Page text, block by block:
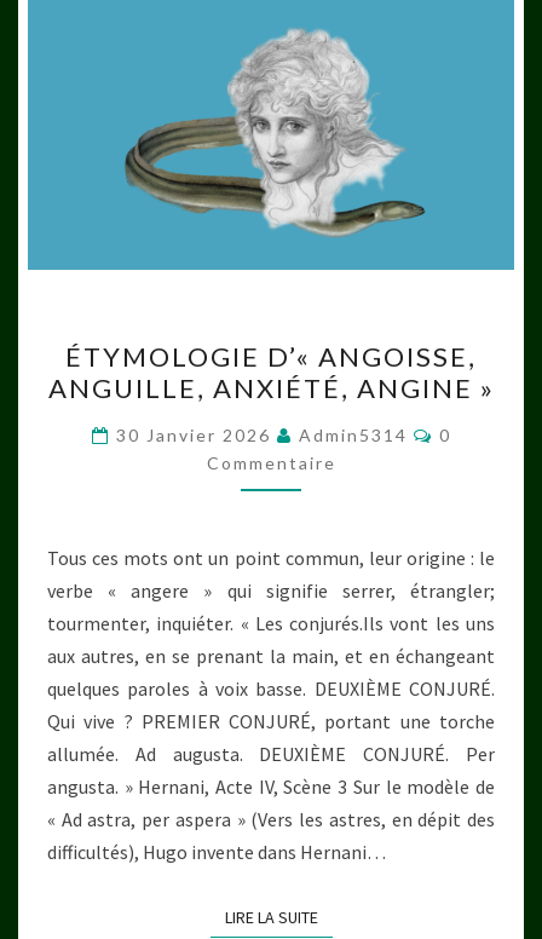
D’« ANGOISSE,
ANGUILLE,
ANXIÉTÉ,
ANGINE »
ÉTYMOLOGIE D’« ANGOISSE,
ANGUILLE, ANXIÉTÉ, ANGINE »
30 Janvier 2026 Admin5314
0
Commentaire
Tous ces mots ont un point commun, leur origine : le
verbe « angere » qui signifie serrer, étrangler;
tourmenter, inquiéter. « Les conjurés.Ils vont les uns
aux autres, en se prenant la main, et en échangeant
quelques paroles à voix basse. DEUXIÈME CONJURÉ.
Qui vive ? PREMIER CONJURÉ, portant une torche
allumée. Ad augusta. DEUXIÈME CONJURÉ. Per
angusta. » Hernani, Acte IV, Scène 3 Sur le modèle de
« Ad astra, per aspera » (Vers les astres, en dépit des
difficultés), Hugo invente dans Hernani…
LIRE LA SUITELIRE LA SUITE